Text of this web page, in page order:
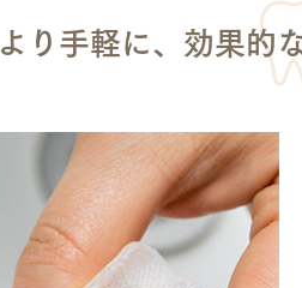
より手軽に、効果的